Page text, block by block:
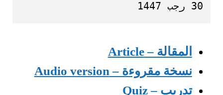
30 رجب 1447
المقالة – Article
نسخة مقروءة – Audio version
تدريب – Quiz